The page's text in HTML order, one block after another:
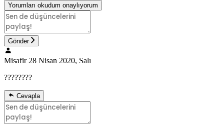
Yorumları okudum onaylıyorum
Gönder
Misafir 28 Nisan 2020, Salı
????????
Cevapla